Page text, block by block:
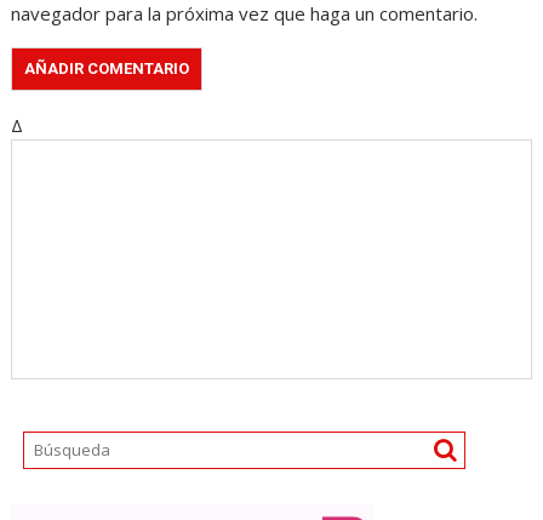
navegador para la próxima vez que haga un comentario.
Δ